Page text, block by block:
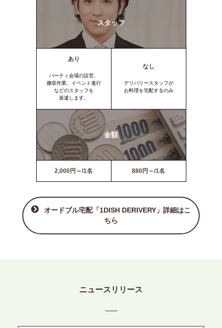
スタッフ
あり
パーティ会場の設営、
撤収作業、イベント進行
などのスタッフを
派遣します。
なし
デリバリースタッフが
お料理を宅配するのみ
金額
2,000円～/1名 880円～/1名
オードブル宅配「1DISH DERIVERY」詳細はこ
ちら
ニュースリリース